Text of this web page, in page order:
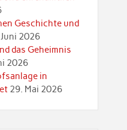
Geschichte und
2026
das Geheimnis
2026
in
29. Mai 2026